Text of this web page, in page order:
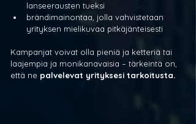
lanseerausten tueksi
brändimainontaa, jolla vahvistetaan
yrityksen mielikuvaa pitkäjänteisesti
Kampanjat voivat olla pieniä ja ketteriä tai
laajempia ja monikanavaisia – tärkeintä on,
että ne palvelevat yrityksesi tarkoitusta.